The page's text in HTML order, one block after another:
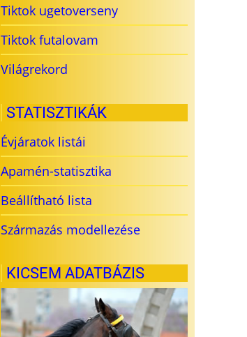
Tiktok ugetoverseny
Tiktok futalovam
Világrekord
STATISZTIKÁK
Évjáratok listái
Apamén-statisztika
Beállítható lista
Származás modellezése
KICSEM ADATBÁZIS